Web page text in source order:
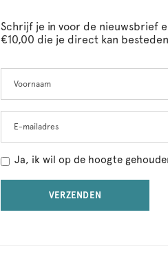
Schrijf je in voor de nieuwsbrief
€10,00 die je direct kan
this
field
blank
Ja, ik wil op de hoogte
VERZENDEN